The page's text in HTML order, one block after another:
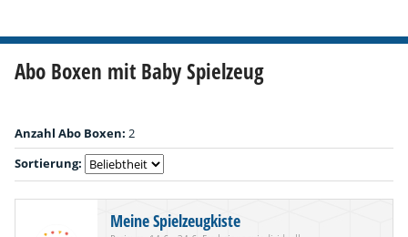
Abo Boxen mit Baby Spielzeug
Anzahl Abo Boxen: 2
Sortierung:
Meine Spielzeugkiste